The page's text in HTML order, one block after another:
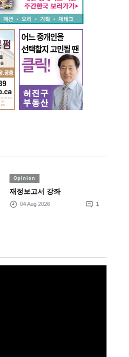
Opinion
재정보고서 강좌
04 Aug 2026 1